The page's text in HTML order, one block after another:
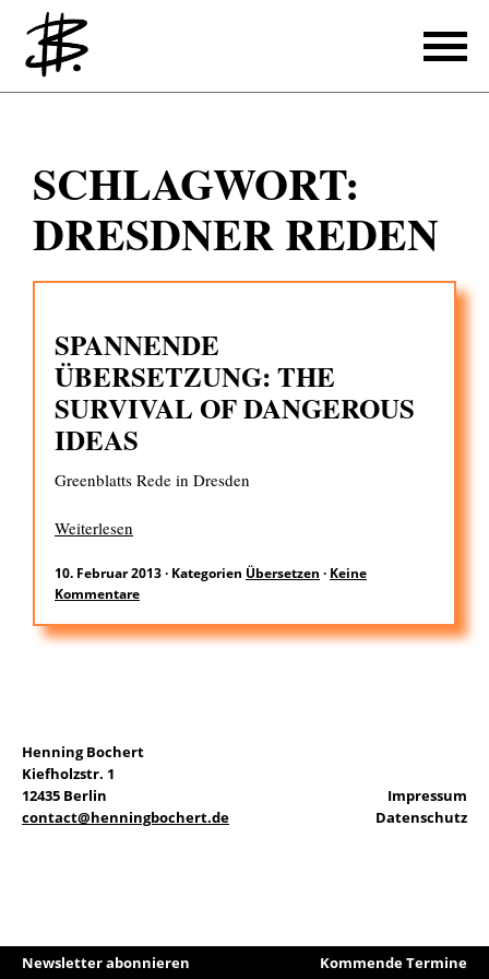
Schreiben
Referenzen
Produzieren
Übersetzen
Referenzen
Über mich
EN
SCHLAGWORT:
DRESDNER REDEN
SPANNENDE
ÜBERSETZUNG: THE
SURVIVAL OF DANGEROUS
IDEAS
Greenblatts Rede in Dresden
Weiterlesen
10. Februar 2013· Kategorien Übersetzen · Keine
Kommentare
Henning Bochert
Kiefholzstr. 1
12435 Berlin
contact@henningbochert.de
Impressum
Datenschutz
Newsletter abonnieren Kommende Termine